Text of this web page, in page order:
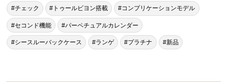
#チェック #トゥールビヨン搭載 #コンプリケーションモデル
#セコンド機能 #パーペチュアルカレンダー
#シースルーバックケース #ランゲ #プラチナ #新品